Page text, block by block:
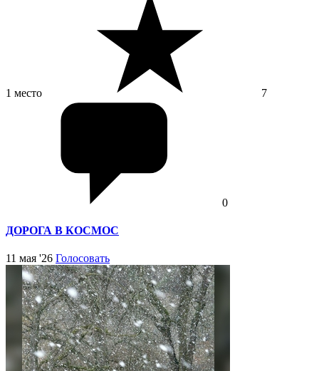
1 место 7
0
ДОРОГА В КОСМОС
11 мая '26 Голосовать